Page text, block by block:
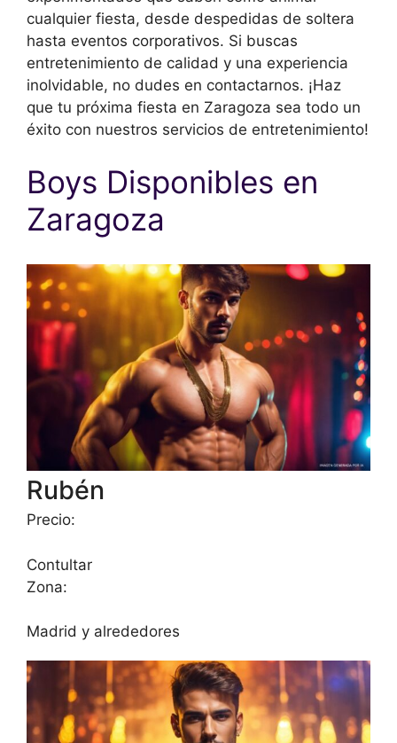
cualquier fiesta, desde despedidas de soltera
hasta eventos corporativos. Si buscas
entretenimiento de calidad y una experiencia
inolvidable, no dudes en contactarnos. ¡Haz
que tu próxima fiesta en Zaragoza sea todo un
éxito con nuestros servicios de entretenimiento!
Boys Disponibles en
Zaragoza
Rubén
Precio:
Contultar
Zona:
Madrid y alrededores